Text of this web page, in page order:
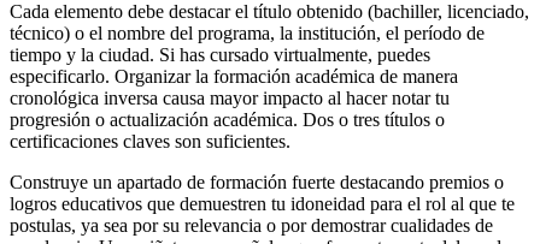
Cada elemento debe destacar el título obtenido (bachiller, licenciado,
técnico) o el nombre del programa, la institución, el período de
tiempo y la ciudad. Si has cursado virtualmente, puedes
especificarlo. Organizar la formación académica de manera
cronológica inversa causa mayor impacto al hacer notar tu
progresión o actualización académica. Dos o tres títulos o
certificaciones claves son suficientes.
Construye un apartado de formación fuerte destacando premios o
logros educativos que demuestren tu idoneidad para el rol al que te
postulas, ya sea por su relevancia o por demostrar cualidades de